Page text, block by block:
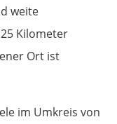
weite
Kilometer
Ort ist
im Umkreis von